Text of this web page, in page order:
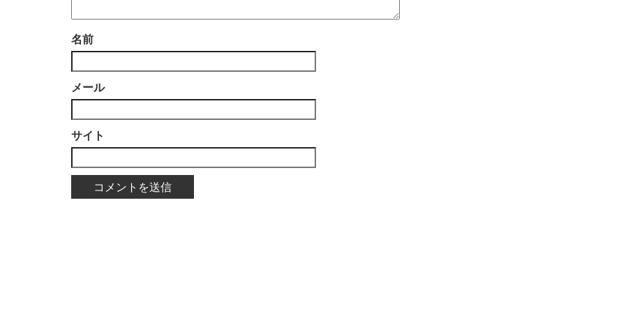
名前
メール
サイト